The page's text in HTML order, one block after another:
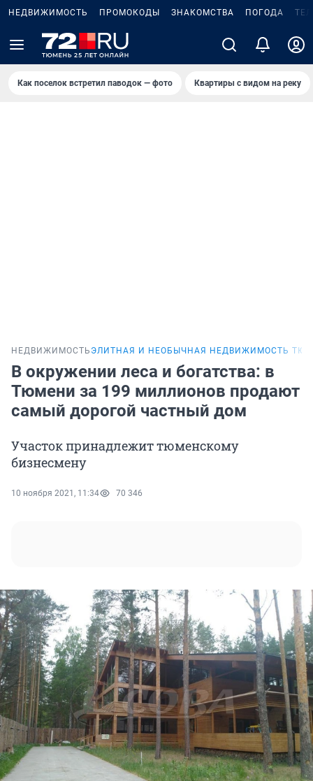
НЕДВИЖИМОСТЬ ПРОМОКОДЫ ЗНАКОМСТВА ПОГОДА
Как поселок встретил паводок — фото Квартиры с видом на реку
НЕДВИЖИМОСТЬ ЭЛИТНАЯ И НЕОБЫЧНАЯ НЕДВИЖИМОСТЬ
В окружении леса и богатства: в
Тюмени за 199 миллионов продают
самый дорогой частный дом
Участок принадлежит тюменскому
бизнесмену
10 ноября 2021, 11:34 70 346